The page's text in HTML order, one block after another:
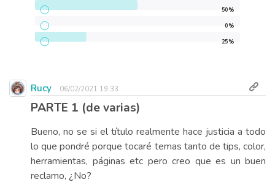
50%
0%
25%
Rucy 06/02/2021 19:33
PARTE 1 (de varias)
Bueno, no se si el título realmente hace justicia a todo
lo que pondré porque tocaré temas tanto de tips, color,
herramientas, páginas etc pero creo que es un buen
reclamo, ¿No?